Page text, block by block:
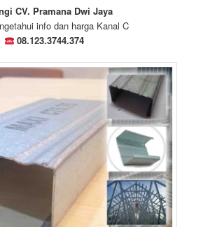
CV. Pramana Dwi Jaya
info dan harga Kanal C
08.123.3744.374